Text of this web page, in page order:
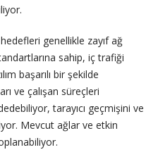
genellikle zayıf ağ
sahip, iç trafiği
başarılı bir şekilde
ve çalışan süreçleri
tarayıcı geçmişini ve
Mevcut ağlar ve etkin